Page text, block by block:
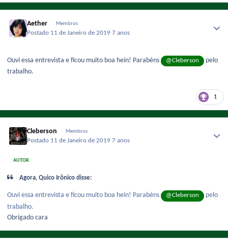
Aether Membros
Postado 11 de Janeiro de 20197 anos
Ouvi essa entrevista e ficou muito boa hein! Parabéns @Cleberson
pelo
trabalho.
1
Cleberson Membros
Postado 11 de Janeiro de 20197 anos
AUTOR
Agora, Quico Irônico disse:
Ouvi essa entrevista e ficou muito boa hein! Parabéns @Cleberson
pelo
trabalho.
Obrigado cara